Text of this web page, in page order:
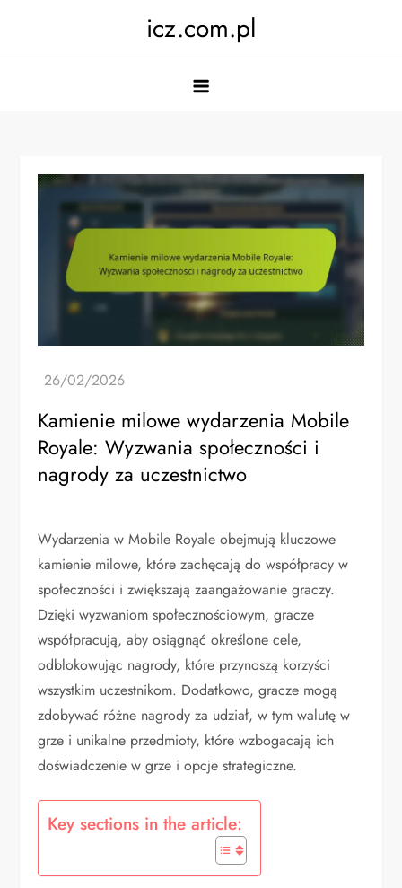
icz.com.pl
Kamienie milowe wydarzenia Mobile
Royale: Wyzwania społeczności i
nagrody za uczestnictwo
Wydarzenia w Mobile Royale obejmują kluczowe
kamienie milowe, które zachęcają do współpracy w
społeczności i zwiększają zaangażowanie graczy.
Dzięki wyzwaniom społecznościowym, gracze
współpracują, aby osiągnąć określone cele,
odblokowując nagrody, które przynoszą korzyści
wszystkim uczestnikom. Dodatkowo, gracze mogą
zdobywać różne nagrody za udział, w tym walutę w
grze i unikalne przedmioty, które wzbogacają ich
doświadczenie w grze i opcje strategiczne.
Key sections in the article: